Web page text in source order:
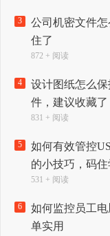
3
公司机密文件
住了
872 + 阅读
4
设计图纸怎么
件，建议收藏了
831 + 阅读
5
如何有效管控
的小技巧，码
531 + 阅读
6
如何监控员工
单实用